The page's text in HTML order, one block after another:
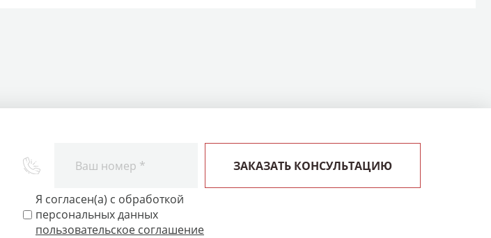
Я согласен(а) с обработкой
персональных данных
пользовательское соглашение
ЗАКАЗАТЬ КОНСУЛЬТАЦИЮ